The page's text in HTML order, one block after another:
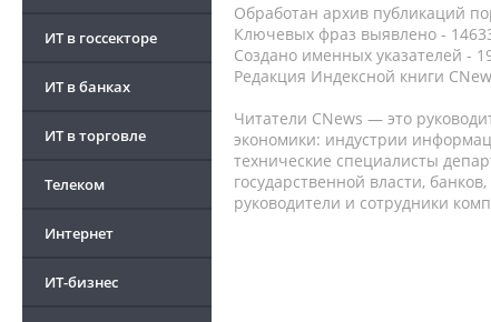
ИТ в госсекторе
ИТ в банках
ИТ в торговле
Телеком
Интернет
ИТ-бизнес
Обработан архив публикаций
Ключевых фраз выявлено -
Создано именных указателей -
Редакция Индексной книги
Читатели CNews — это
экономики: индустрии
технические специалисты
государственной власти,
руководители и сотрудники